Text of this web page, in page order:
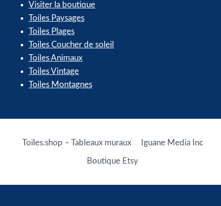
Visiter la boutique
Toiles Paysages
Toiles Plages
Toiles Coucher de soleil
Toiles Animaux
Toiles Vintage
Toiles Montagnes
Toiles.shop – Tableaux muraux Iguane Media Inc
Boutique Etsy